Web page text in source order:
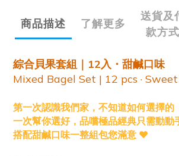
商品描述 了解更多
送貨及
款方式
綜合貝果套組｜12入・甜鹹口味
Mixed Bagel Set | 12 pcs ·
第一次認識我們家，不知道如何選擇的
一次幫你選好，品嚐極品經典只需動動
搭配甜鹹口味一整組包您滿意 ❤️